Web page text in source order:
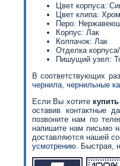
Цвет корпуса:
Цвет клипа: Хром
Перо:
Корпус: Лак
Колпачок: Лак
Отделка
Пишущий узел:
В соответствующих
чернила чернильные
Если Вы хотите
оставив контактные
позвоните нам по
напишите нам письмо
доставляются нашей
усмотрению. Быстрая,